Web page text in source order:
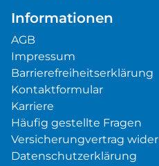
Informationen
AGB
Impressum
Barrierefreiheitserklärung
Kontaktformular
Karriere
Häufig gestellte Fragen
Versicherungvertrag
Datenschutzerklärung